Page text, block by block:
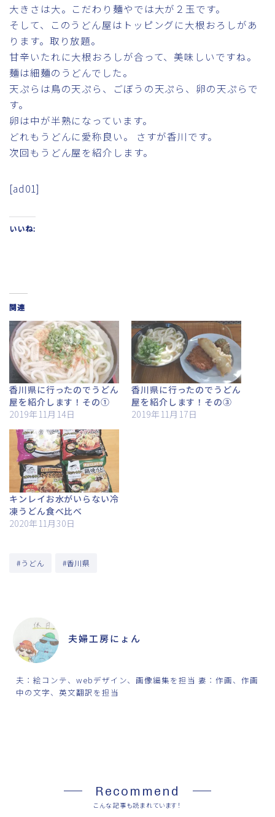
大きさは大。こだわり麺やでは大が２玉です。
そして、このうどん屋はトッピングに大根おろしがあ
ります。取り放題。
甘辛いたれに大根おろしが合って、美味しいですね。
麺は細麺のうどんでした。
天ぷらは鳥の天ぷら、ごぼうの天ぷら、卵の天ぷらで
す。
卵は中が半熟になっています。
どれもうどんに愛称良い。 さすが香川です。
次回もうどん屋を紹介します。
[ad01]
いいね:
関連
香川県に行ったのでうどん
屋を紹介します！その①
2019年11月14日
香川県に行ったのでうどん
屋を紹介します！その③
2019年11月17日
キンレイお水がいらない冷
凍うどん食べ比べ
2020年11月30日
#うどん #香川県
夫婦工房にょん
夫：絵コンテ、webデザイン、画像編集を担当 妻：作画、作画
中の文字、英文翻訳を担当
Recommend
こんな記事も読まれています！